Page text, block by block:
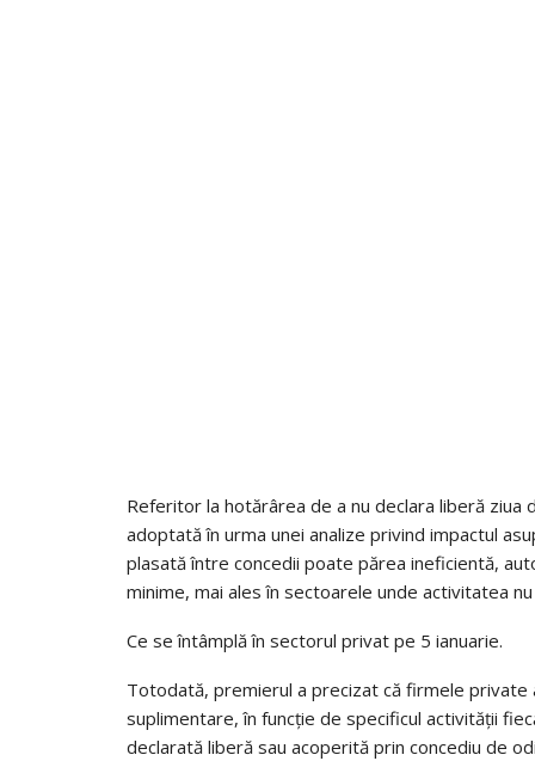
Referitor la hotărârea de a nu declara liberă ziua
adoptată în urma unei analize privind impactul
plasată între concedii poate părea ineficientă,
minime, mai ales în sectoarele unde activitatea
Ce se întâmplă în sectorul privat pe 5 ianuarie.
Totodată, premierul a precizat că firmele
suplimentare, în funcție de specificul activității
declarată liberă sau acoperită prin concediu de